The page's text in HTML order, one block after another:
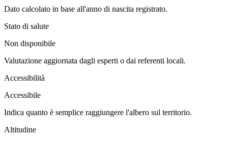
Dato calcolato in base all'anno di nascita registrato.
Stato di salute
Non disponibile
Valutazione aggiornata dagli esperti o dai referenti locali.
Accessibilità
Accessibile
Indica quanto è semplice raggiungere l'albero sul territorio.
Altitudine